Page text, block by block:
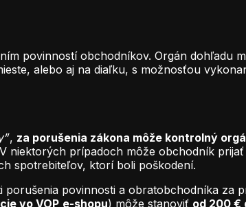
povinností obchodníkov. Orgán dohľadu
alebo aj na diaľku, s možnosťou
, za porušenia zákona môže kontrolný
niektorých prípadoch môže obchodník prijať
spotrebiteľov, ktorí boli poškodení.
povinnosti a obratobchodníka za
vo VOP e-shopu) môže stanoviť od 200 €